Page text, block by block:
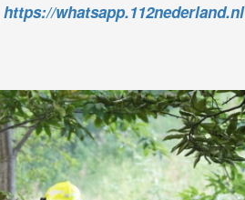
https://whatsapp.112nederland.nl